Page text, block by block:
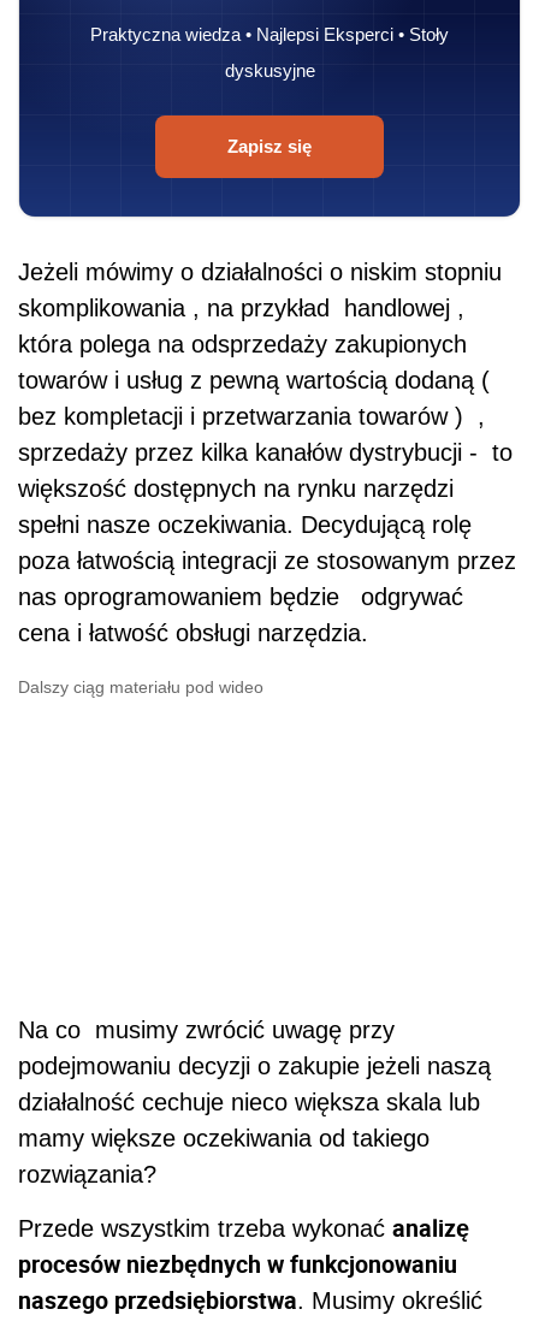
Praktyczna wiedza • Najlepsi Eksperci • Stoły
dyskusyjne
Zapisz się
Jeżeli mówimy o działalności o niskim stopniu
skomplikowania , na przykład handlowej ,
która polega na odsprzedaży zakupionych
towarów i usług z pewną wartością dodaną (
bez kompletacji i przetwarzania towarów ) ,
sprzedaży przez kilka kanałów dystrybucji - to
większość dostępnych na rynku narzędzi
spełni nasze oczekiwania. Decydującą rolę
poza łatwością integracji ze stosowanym przez
nas oprogramowaniem będzie odgrywać
cena i łatwość obsługi narzędzia.
Dalszy ciąg materiału pod wideo
Na co musimy zwrócić uwagę przy
podejmowaniu decyzji o zakupie jeżeli naszą
działalność cechuje nieco większa skala lub
mamy większe oczekiwania od takiego
rozwiązania?
Przede wszystkim trzeba wykonać analizę
procesów niezbędnych w funkcjonowaniu
naszego przedsiębiorstwa. Musimy określić